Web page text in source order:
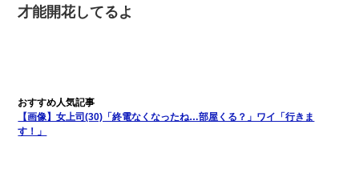
才能開花してるよ
【画像】女上司(30)「終電なくなったね…部屋くる？」ワイ「行きま
す！」